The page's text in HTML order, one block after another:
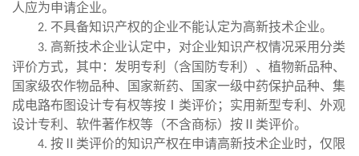
人应为申请企业。
2. 不具备知识产权的企业不能认定为高新技术企业。
3. 高新技术企业认定中，对企业知识产权情况采用分类
评价方式，其中：发明专利（含国防专利）、植物新品种、
国家级农作物品种、国家新药、国家一级中药保护品种、集
成电路布图设计专有权等按Ⅰ类评价；实用新型专利、外观
设计专利、软件著作权等（不含商标）按Ⅱ类评价。
4. 按Ⅱ类评价的知识产权在申请高新技术企业时，仅限